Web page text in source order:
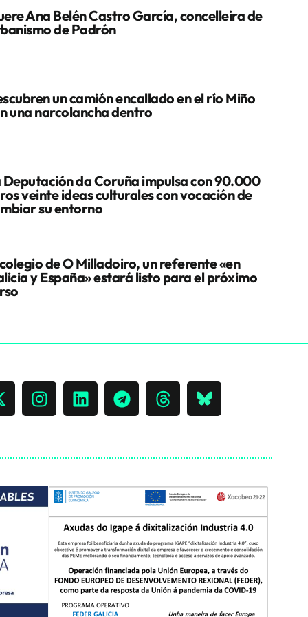
Ana Belén Castro García, concelleira de
de Padrón
un camión encallado en el río Miño
una narcolancha dentro
Deputación da Coruña impulsa con 90.000
veinte ideas culturales con vocación de
su entorno
de O Milladoiro, un referente «en
y España» estará listo para el próximo